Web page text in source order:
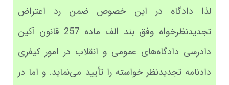
لذا دادگاه در این خصوص ضمن رد اعتراض
تجدیدنظرخواه وفق بند الف ماده 257 قانون آئین
دادرسی دادگاه‌های عمومی و انقلاب در امور کیفری
دادنامه تجدیدنظر خواسته را تأیید می‌نماید. و اما در